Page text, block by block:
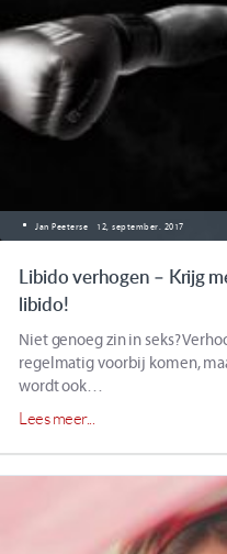
Jan Peeterse 12, september. 2017
Libido verhogen – Krijg
libido!
Niet genoeg zin in seks?
regelmatig voorbij komen,
wordt ook…
Lees meer...